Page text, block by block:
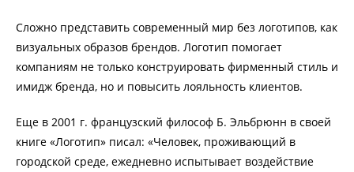
Сложно представить современный мир без логотипов, как
визуальных образов брендов. Логотип помогает
компаниям не только конструировать фирменный стиль и
имидж бренда, но и повысить лояльность клиентов.
Еще в 2001 г. французский философ Б. Эльбрюнн в своей
книге «Логотип» писал: «Человек, проживающий в
городской среде, ежедневно испытывает воздействие